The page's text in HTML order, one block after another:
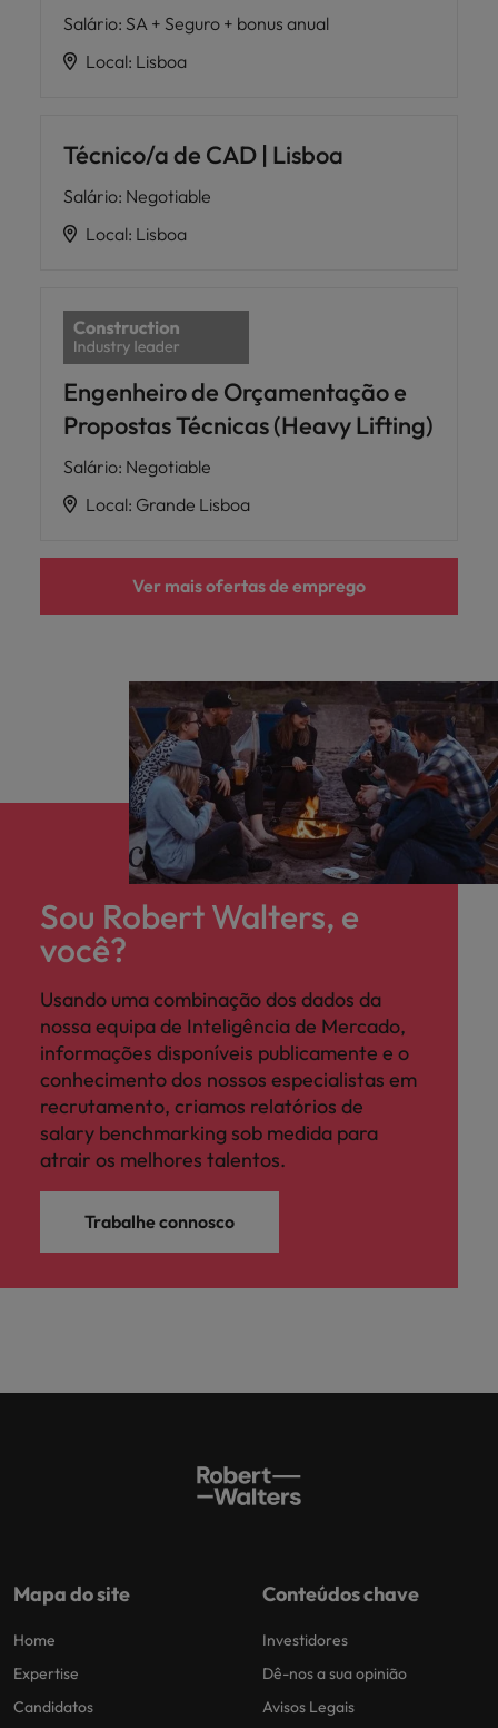
Salário: SA + Seguro + bonus anual
Local: Lisboa
Técnico/a de CAD | Lisboa
Salário: Negotiable
Local: Lisboa
Engenheiro de Orçamentação e
Propostas Técnicas (Heavy Lifting)
Salário: Negotiable
Local: Grande Lisboa
Ver mais ofertas de emprego
Sou Robert Walters, e
você?
Usando uma combinação dos dados da
nossa equipa de Inteligência de Mercado,
informações disponíveis publicamente e o
conhecimento dos nossos especialistas em
recrutamento, criamos relatórios de
salary benchmarking sob medida para
atrair os melhores talentos.
Trabalhe connosco
Mapa do site
Home
Expertise
Candidatos
Conteúdos chave
Investidores
Dê-nos a sua opinião
Avisos Legais